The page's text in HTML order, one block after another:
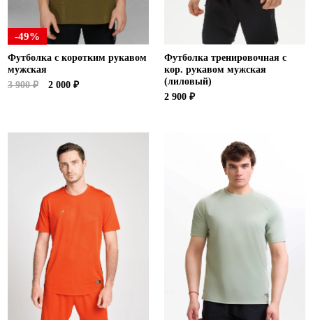
-49%
Футболка с коротким рукавом
мужская
3 900 ₽
2 000 ₽
Футболка тренировочная с
кор. рукавом мужская
(лиловый)
2 900 ₽